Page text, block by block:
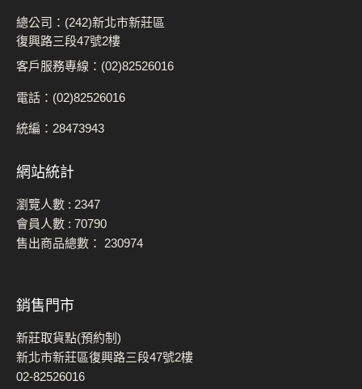
總公司：(242)新北市新莊區
復興路三段47號2樓
客戶服務專線：(02)82526016
電話：(02)82526016
統編：28473943
網站統計
瀏覽人數 : 2347
會員人數 : 70790
售出商品總數： 230974
銷售門市
新莊取貨點(預約制)
新北市新莊區復興路三段47號2樓
02-82526016